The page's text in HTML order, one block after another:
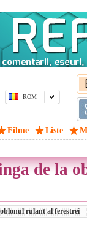
ROM
Filme Liste
de la
rulant al ferestrei